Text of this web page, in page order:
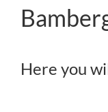
Here you